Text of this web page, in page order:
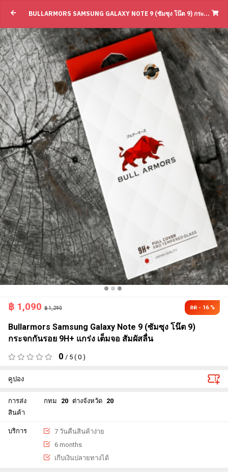
Bullarmors Samsung Galaxy Note 9 (ซัมซุ
BULLARMORS SAMSUNG GALAXY NOTE 9 (ซัมซุง โน๊ต 9) กระจกกันรอย 9H+ แกร่ง เต็มจอ สัมผัสลื่น
฿ 1,090 ฿ 1,290 ลด - 16 %
Bullarmors Samsung Galaxy Note 9 (ซัมซุง โน๊ต 9)
กระจกกันรอย 9H+ แกร่ง เต็มจอ สัมผัสลื่น
0 / 5 ( 0 )
คูปอง
การส่ง
สินค้า
กทม 20 ต่างจังหวัด 20
บริการ
7 วันคืนสินค้าง่าย
6 months
เกีบเงินปลายทางได้